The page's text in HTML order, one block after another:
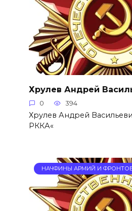
Хрулев Андрей
0 394
Хрулев Андрей
РККА«
НАЧФИНЫ АРМИЙ И